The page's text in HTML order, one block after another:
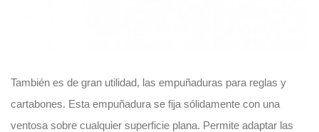
También es de gran utilidad, las empuñaduras para reglas y
cartabones. Esta empuñadura se fija sólidamente con una
ventosa sobre cualquier superficie plana. Permite adaptar las